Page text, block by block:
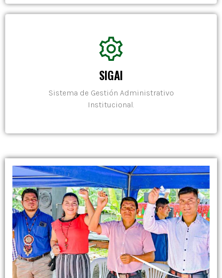
SIGAI
Sistema de Gestión Administrativo
Institucional.